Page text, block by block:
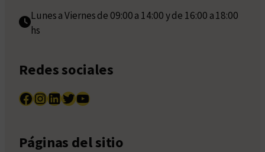
Lunes a Viernes de 09:00 a 14:00 y de 16:00 a 18:00
hs
Redes sociales
Facebook InstagramLinkedIn Twitter YouTube
Páginas del sitio